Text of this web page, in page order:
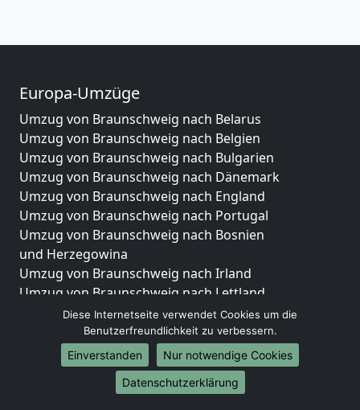
Europa-Umzüge
Umzug von Braunschweig nach Belarus
Umzug von Braunschweig nach Belgien
Umzug von Braunschweig nach Bulgarien
Umzug von Braunschweig nach Dänemark
Umzug von Braunschweig nach England
Umzug von Braunschweig nach Portugal
Umzug von Braunschweig nach Bosnien
und Herzegowina
Umzug von Braunschweig nach Irland
Umzug von Braunschweig nach Lettland
Umzug von Braunschweig nach Zypern
Umzug von Braunschweig nach Kroatien
Umzug von Braunschweig nach Estland
Umzug von Braunschweig nach Finnland
Umzug von Braunschweig nach Frankreich
Diese Internetseite verwendet Cookies um die
Benutzerfreundlichkeit zu verbessern.
Einverstanden
Nur notwendige Cookies
Datenschutzerklärung